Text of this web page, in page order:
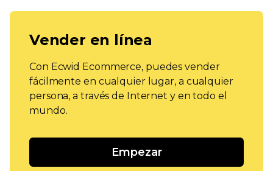
Vender en línea
Con Ecwid Ecommerce, puedes vender
fácilmente en cualquier lugar, a cualquier
persona, a través de Internet y en todo el
mundo.
Empezar